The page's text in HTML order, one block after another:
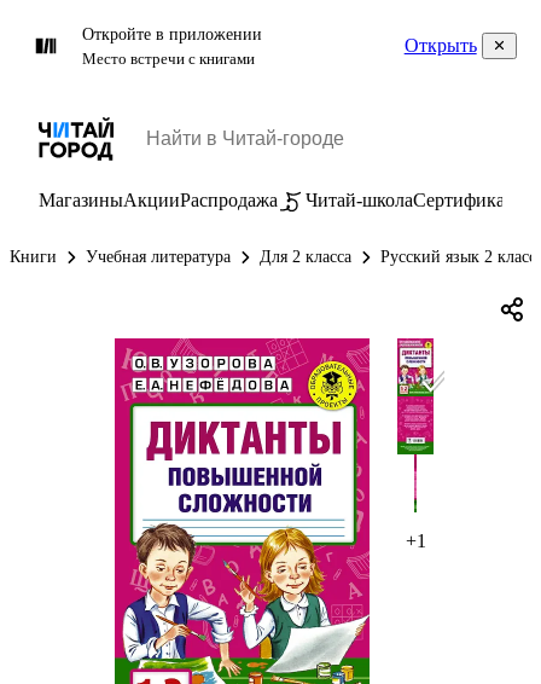
Откройте в приложении
Место встречи с книгами
Открыть
МагазиныАкцииРаспродажа Читай-школаСертификаты
Книги Учебная литература Для 2 класса Русский язык 2 класс
+1